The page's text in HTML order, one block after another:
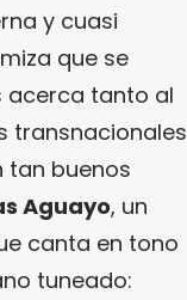
y cuasi
que se
acerca tanto al
transnacionales
tan buenos
Aguayo, un
canta en tono
tuneado: